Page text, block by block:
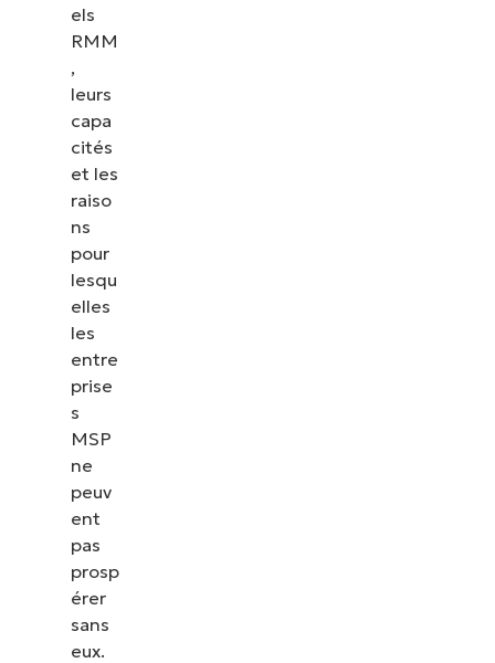
els
RMM
,
leurs
capa
cités
et les
raiso
ns
pour
lesqu
elles
les
entre
prise
s
MSP
ne
peuv
ent
pas
prosp
érer
sans
eux.